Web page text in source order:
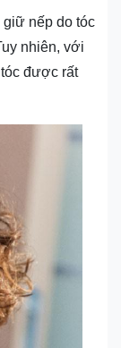
nếp do tóc
nhiên, với
được rất